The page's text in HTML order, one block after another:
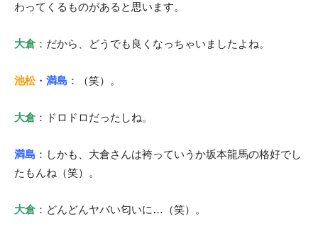
わってくるものがあると思います。
大倉：だから、どうでも良くなっちゃいましたよね。
池松・ 満島 ：（笑）。
大倉：ドロドロだったしね。
満島 ：しかも、大倉さんは袴っていうか坂本龍馬の格好でし
たもんね（笑）。
大倉：どんどんヤバい匂いに…（笑）。